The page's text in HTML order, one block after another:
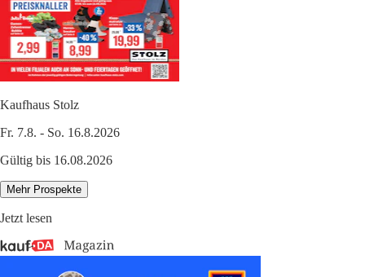
Kaufhaus Stolz
Fr. 7.8. - So. 16.8.2026
Gültig bis 16.08.2026
Mehr Prospekte
Jetzt lesen